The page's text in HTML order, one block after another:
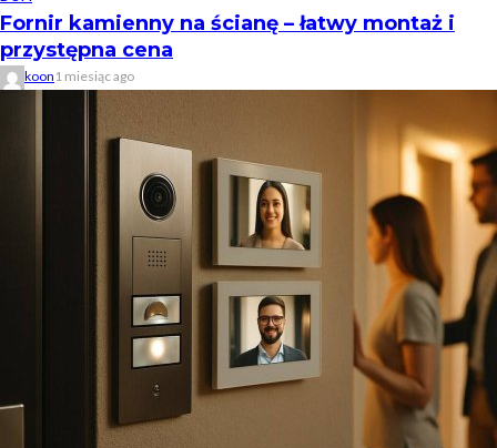
Fornir kamienny na ścianę – łatwy montaż i
przystępna cena
koon 1 miesiąc ago